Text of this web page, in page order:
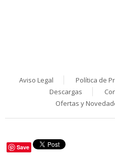
Aviso Legal Política de
Descargas
Ofertas y
Save